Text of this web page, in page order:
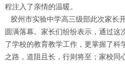
程注入了亲情的温暖。
胶州市实验中学高三级部此次家长
圆满落幕。家长们纷纷表示，通过这
了学校的教育教学工作，更掌握了科
之路，道阻且长，行则将至；家校同